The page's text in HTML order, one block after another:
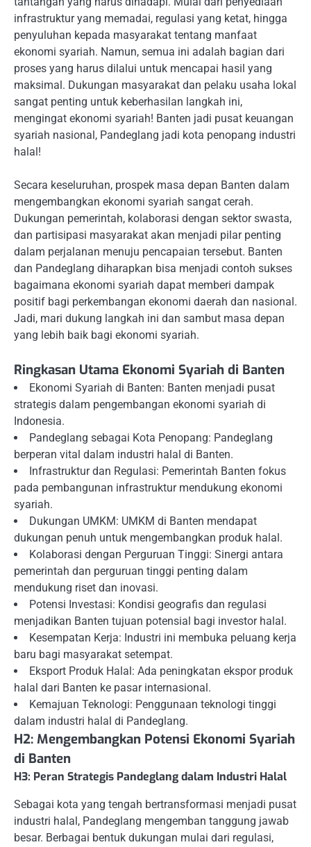
infrastruktur yang memadai, regulasi yang ketat, hingga
penyuluhan kepada masyarakat tentang manfaat
ekonomi syariah. Namun, semua ini adalah bagian dari
proses yang harus dilalui untuk mencapai hasil yang
maksimal. Dukungan masyarakat dan pelaku usaha lokal
sangat penting untuk keberhasilan langkah ini,
mengingat ekonomi syariah! Banten jadi pusat keuangan
syariah nasional, Pandeglang jadi kota penopang industri
halal!
Secara keseluruhan, prospek masa depan Banten dalam
mengembangkan ekonomi syariah sangat cerah.
Dukungan pemerintah, kolaborasi dengan sektor swasta,
dan partisipasi masyarakat akan menjadi pilar penting
dalam perjalanan menuju pencapaian tersebut. Banten
dan Pandeglang diharapkan bisa menjadi contoh sukses
bagaimana ekonomi syariah dapat memberi dampak
positif bagi perkembangan ekonomi daerah dan nasional.
Jadi, mari dukung langkah ini dan sambut masa depan
yang lebih baik bagi ekonomi syariah.
Ringkasan Utama Ekonomi Syariah di Banten
Ekonomi Syariah di Banten: Banten menjadi pusat
strategis dalam pengembangan ekonomi syariah di
Indonesia.
Pandeglang sebagai Kota Penopang: Pandeglang
berperan vital dalam industri halal di Banten.
Infrastruktur dan Regulasi: Pemerintah Banten fokus
pada pembangunan infrastruktur mendukung ekonomi
syariah.
Dukungan UMKM: UMKM di Banten mendapat
dukungan penuh untuk mengembangkan produk halal.
Kolaborasi dengan Perguruan Tinggi: Sinergi antara
pemerintah dan perguruan tinggi penting dalam
mendukung riset dan inovasi.
Potensi Investasi: Kondisi geografis dan regulasi
menjadikan Banten tujuan potensial bagi investor halal.
Kesempatan Kerja: Industri ini membuka peluang kerja
baru bagi masyarakat setempat.
Eksport Produk Halal: Ada peningkatan ekspor produk
halal dari Banten ke pasar internasional.
Kemajuan Teknologi: Penggunaan teknologi tinggi
dalam industri halal di Pandeglang.
H2: Mengembangkan Potensi Ekonomi Syariah
di Banten
H3: Peran Strategis Pandeglang dalam Industri Halal
Sebagai kota yang tengah bertransformasi menjadi pusat
industri halal, Pandeglang mengemban tanggung jawab
besar. Berbagai bentuk dukungan mulai dari regulasi,